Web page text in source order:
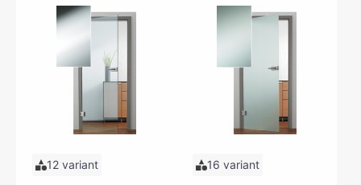
12 variant 16 variant